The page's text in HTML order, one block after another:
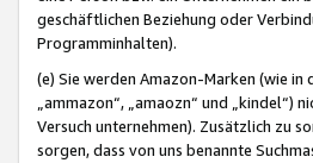
geschäftlichen Beziehung oder
Programminhalten).
(e) Sie werden Amazon-Marken (wie in
„ammazon“, „amaozn“ und
Versuch unternehmen). Zusätzlich zu
sorgen, dass von uns benannte